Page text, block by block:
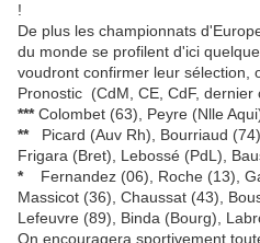
!
De plus les championnats
du monde se profilent d'ici
voudront confirmer leur sélection,
Pronostic (CdM, CE, CdF, dernier
***Colombet (63), Peyre (Nlle
**
Picard (Auv Rh), Bourriaud
Frigara (Bret), Lebossé (PdL),
*
Fernandez (06), Roche (13),
Massicot (36), Chaussat (43),
Lefeuvre (89), Binda (Bourg),
On encouragera sportivement